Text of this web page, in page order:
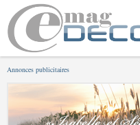
Annonces publicitaires